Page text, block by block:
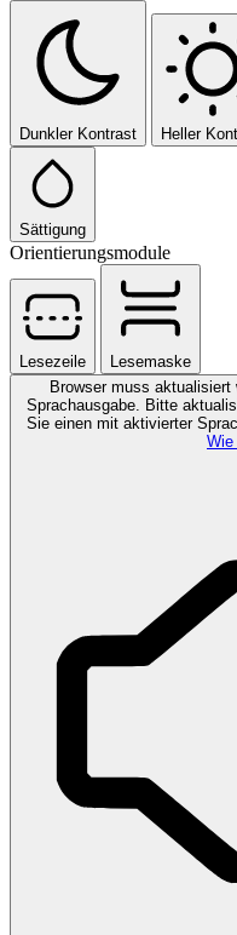
Dunkler Kontrast Heller
Sättigung
Orientierungsmodule
Lesezeile
Lesemaske
Browser muss aktualisiert
Sprachausgabe. Bitte
Sie einen mit aktivierter
Wie